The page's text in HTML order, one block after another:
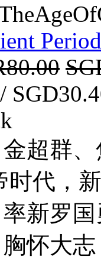
超群
时代，
新罗
怀大